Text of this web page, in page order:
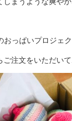
おっぱいプロジェ
ご注文をいただい